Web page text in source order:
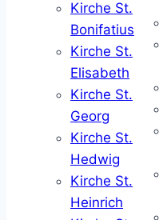
Kirche St.
Bonifatius
Kirche St.
Elisabeth
Kirche St.
Georg
Kirche St.
Hedwig
Kirche St.
Heinrich